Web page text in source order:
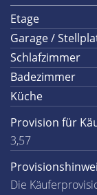
Etage
Garage /
Schlafzimmer
Badezimmer
Küche
Provision für
3,57
Die